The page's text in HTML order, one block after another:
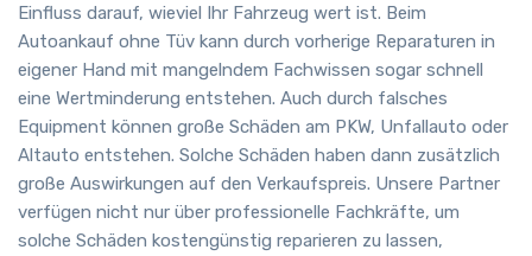
Einfluss darauf, wieviel Ihr Fahrzeug wert ist. Beim
Autoankauf ohne Tüv kann durch vorherige Reparaturen in
eigener Hand mit mangelndem Fachwissen sogar schnell
eine Wertminderung entstehen. Auch durch falsches
Equipment können große Schäden am PKW, Unfallauto oder
Altauto entstehen. Solche Schäden haben dann zusätzlich
große Auswirkungen auf den Verkaufspreis. Unsere Partner
verfügen nicht nur über professionelle Fachkräfte, um
solche Schäden kostengünstig reparieren zu lassen,